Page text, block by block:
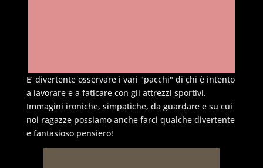
E’ divertente osservare i vari "pacchi" di chi è intento
a lavorare e a faticare con gli attrezzi sportivi.
Immagini ironiche, simpatiche, da guardare e su cui
noi ragazze possiamo anche farci qualche divertente
e fantasioso pensiero!